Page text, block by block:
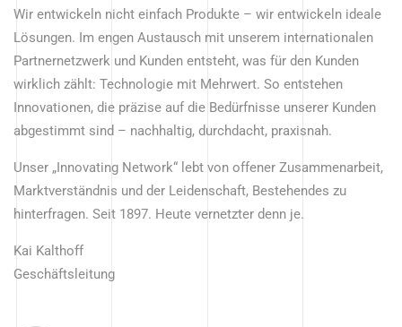
Wir entwickeln nicht einfach Produkte – wir entwickeln ideale
Lösungen. Im engen Austausch mit unserem internationalen
Partnernetzwerk und Kunden entsteht, was für den Kunden
wirklich zählt: Technologie mit Mehrwert. So entstehen
Innovationen, die präzise auf die Bedürfnisse unserer Kunden
abgestimmt sind – nachhaltig, durchdacht, praxisnah.
Unser „Innovating Network“ lebt von offener Zusammenarbeit,
Marktverständnis und der Leidenschaft, Bestehendes zu
hinterfragen. Seit 1897. Heute vernetzter denn je.
Kai Kalthoff
Geschäftsleitung